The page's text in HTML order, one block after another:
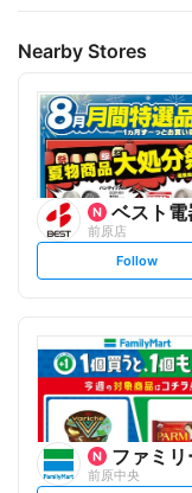
Nearby Stores
ベスト電
前原店
s
t
l
o
w
Follow
ファミリーマ
前原中央